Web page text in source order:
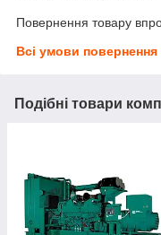
Повернення товару
Всі умови повернення
Подібні товари